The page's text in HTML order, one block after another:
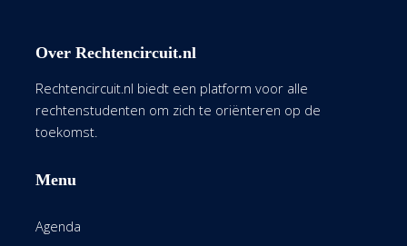
Over Rechtencircuit.nl
Rechtencircuit.nl biedt een platform voor alle
rechtenstudenten om zich te oriënteren op de
toekomst.
Menu
Agenda